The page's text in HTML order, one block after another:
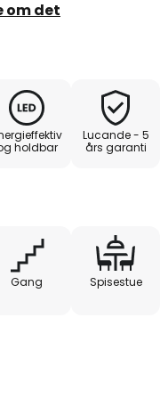
og den
lysstyrke og tændes
Noud er især
men ser også
integreres i
om det
holdbar
Lucande - 5
års garanti
Gang Spisestue